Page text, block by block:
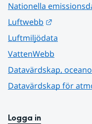
Nationella
Luftwebb
Luftmiljödata
VattenWebb
Datavärdskap,
Datavärdskap för
Logga in